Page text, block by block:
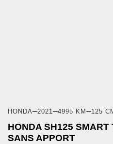
HONDA 2021 4995 KM 125
HONDA SH125 SMART
SANS APPORT